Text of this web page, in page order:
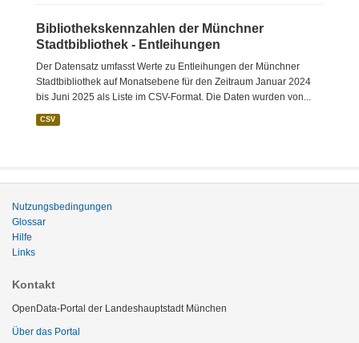
Bibliothekskennzahlen der Münchner
Stadtbibliothek - Entleihungen
Der Datensatz umfasst Werte zu Entleihungen der Münchner
Stadtbibliothek auf Monatsebene für den Zeitraum Januar 2024
bis Juni 2025 als Liste im CSV-Format. Die Daten wurden von...
CSV
Nutzungsbedingungen
Glossar
Hilfe
Links
Kontakt
OpenData-Portal der Landeshauptstadt München
Über das Portal